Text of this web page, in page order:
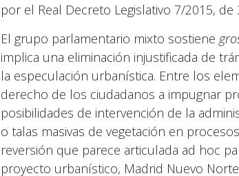
por el Real Decreto Legislativo 7/2015,
El grupo parlamentario mixto sostiene
implica una eliminación injustificada de
la especulación urbanística. Entre los
derecho de los ciudadanos a impugnar
posibilidades de intervención de la
o talas masivas de vegetación en
reversión que parece articulada ad hoc
proyecto urbanístico, Madrid Nuevo